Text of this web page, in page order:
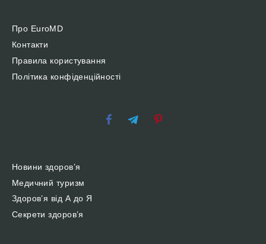
Про EuroMD
Контакти
Правила користування
Політика конфіденційності
Новини здоров’я
Медичний туризм
Здоров’я від А до Я
Секрети здоров’я